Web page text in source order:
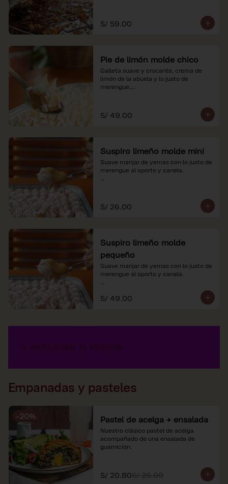
S/ 59.00
Pie de limón molde chico
Galleta suave y crocante, crema de
limón de la abuela y lo justo de
merengue.
soles e incluyen impuestos de ley y
recargo al consumo.
S/ 49.00
Suspiro limeño molde mini
Suave manjar de yemas con lo justo de
merengue al oporto y canela.
S/ 26.00
Suspiro limeño molde
pequeño
Suave manjar de yemas con lo justo de
merengue al oporto y canela.
*Nuestros precios están expresados en
soles e incluyen impuestos de ley y
S/ 49.00
Empanadas y pasteles
-20% Pastel de acelga + ensalada
Nuestro clásico pastel de acelga
acompañado de una ensalada de
guarnición.
S/ 20.80S/ 26.00